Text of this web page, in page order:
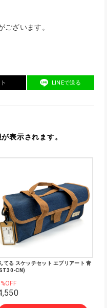
ざいます。
LINEで送る
表示されます。
てる スケッチセット エブリアート 青
CN)